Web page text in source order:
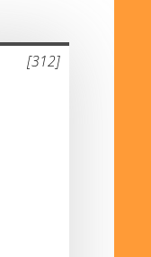
[312]